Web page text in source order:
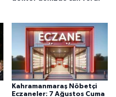
Kahramanmaraş Nöbetçi
Eczaneler: 7 Ağustos Cuma